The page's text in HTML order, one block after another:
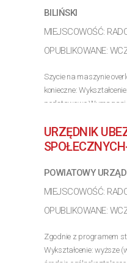
BILIŃSKI
MIEJSCOWOŚĆ:
OPUBLIKOWANE:
Szycie na maszynie
konieczne:
podstawowe
URZĘDNIK
POWIATOWY
MIEJSCOWOŚĆ:
OPUBLIKOWANE:
Zgodnie z programem
Wykształcenie: wyższe
średnie